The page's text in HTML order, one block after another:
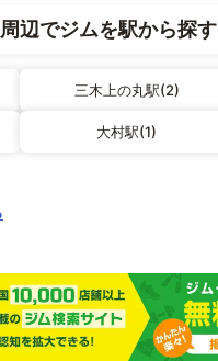
辺でジムを駅から探す
三木上の丸駅(2)
大村駅(1)